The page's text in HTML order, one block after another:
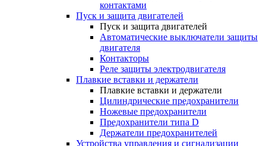
контактами
Пуск и защита двигателей
Пуск и защита двигателей
Автоматические выключатели защиты
двигателя
Контакторы
Реле защиты электродвигателя
Плавкие вставки и держатели
Плавкие вставки и держатели
Цилиндрические предохранители
Ножевые предохранители
Предохранители типа D
Держатели предохранителей
Устройства управления и сигнализации